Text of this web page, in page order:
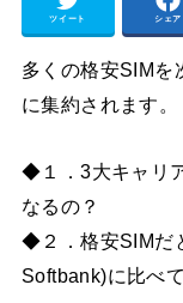
ツイート シェア
多くの格安SIMを
に集約されます。
◆１．3大キャリ
なるの？
◆２．格安SIMだ
Softbank)に比べ